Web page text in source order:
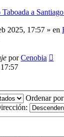
a
2025, 17:57 » en
porCenobia
Ordenar